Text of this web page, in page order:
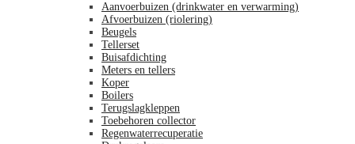
Aanvoerbuizen (drinkwater en verwarming)
Afvoerbuizen (riolering)
Beugels
Tellerset
Buisafdichting
Meters en tellers
Koper
Boilers
Terugslagkleppen
Toebehoren collector
Regenwaterrecuperatie